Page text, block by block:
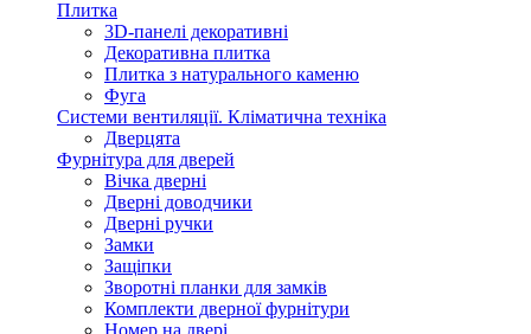
Плитка
3D-панелі декоративні
Декоративна плитка
Плитка з натурального каменю
Фуга
Системи вентиляції. Кліматична техніка
Дверцята
Фурнітура для дверей
Вічка дверні
Дверні доводчики
Дверні ручки
Замки
Защіпки
Зворотні планки для замків
Комплекти дверної фурнітури
Номер на двері